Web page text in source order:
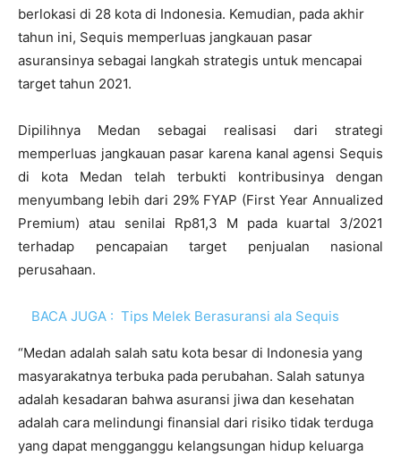
berlokasi di 28 kota di Indonesia. Kemudian, pada akhir
tahun ini, Sequis memperluas jangkauan pasar
asuransinya sebagai langkah strategis untuk mencapai
target tahun 2021.
Dipilihnya Medan sebagai realisasi dari strategi
memperluas jangkauan pasar karena kanal agensi Sequis
di kota Medan telah terbukti kontribusinya dengan
menyumbang lebih dari 29% FYAP (First Year Annualized
Premium) atau senilai Rp81,3 M pada kuartal 3/2021
terhadap pencapaian target penjualan nasional
perusahaan.
BACA JUGA : Tips Melek Berasuransi ala Sequis
“Medan adalah salah satu kota besar di Indonesia yang
masyarakatnya terbuka pada perubahan. Salah satunya
adalah kesadaran bahwa asuransi jiwa dan kesehatan
adalah cara melindungi finansial dari risiko tidak terduga
yang dapat mengganggu kelangsungan hidup keluarga